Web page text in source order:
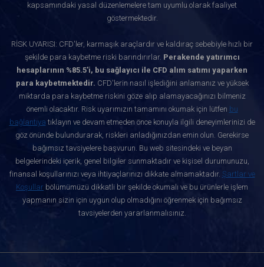
kapsamındaki yasal düzenlemelere tam uyumlu olarak faaliyet
göstermektedir.
RİSK UYARISI: CFD'ler, karmaşık araçlardır ve kaldıraç sebebiyle hızlı bir
şekilde para kaybetme riski barındırırlar. Perakende yatırımcı
hesaplarının %85.5'i, bu sağlayıcı ile CFD alım satımı yaparken
para kaybetmektedir. CFD'lerin nasıl işlediğini anlamanız ve yüksek
miktarda para kaybetme riskini göze alıp alamayacağınızı bilmeniz
önemli olacaktır. Risk uyarımızın tamamını okumak için lütfen bu
bağlantıya tıklayın ve devam etmeden önce konuyla ilgili deneyimlerinizi de
göz önünde bulundurarak, riskleri anladığınızdan emin olun. Gerekirse
bağımsız tavsiyelere başvurun. Bu web sitesindeki ve beyan
belgelerindeki içerik, genel bilgiler sunmaktadır ve kişisel durumunuzu,
finansal koşullarınızı veya ihtiyaçlarınızı dikkate almamaktadır. Şartlar ve
Koşullar bölümümüzü dikkatli bir şekilde okumalı ve bu ürünlerle işlem
yapmanın sizin için uygun olup olmadığını öğrenmek için bağımsız
tavsiyelerden yararlanmalısınız.